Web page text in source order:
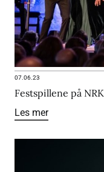
07.06.23
Festspillene på NRK
Les mer